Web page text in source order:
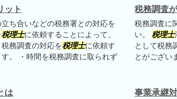
ット
ち合いなどの税務署との対応を
税理士に依頼することによって、
務調査の対応を税理士に依頼す
。 ・時間を税務調査に取られず
税務調査
税務調査に
い。 税理士
として税務
とがござい
は 事業承継